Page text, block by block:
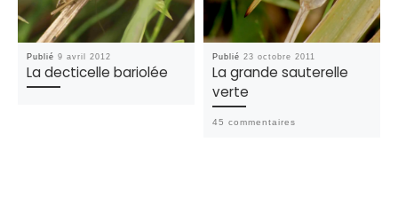
Publié9 avril 2012
La decticelle bariolée
Publié23 octobre 2011
La grande sauterelle
verte
45 commentaires